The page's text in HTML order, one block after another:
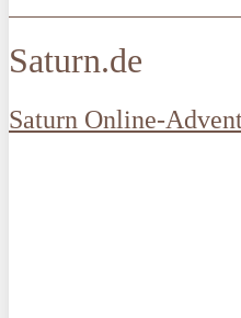
Saturn.de
Saturn Online-